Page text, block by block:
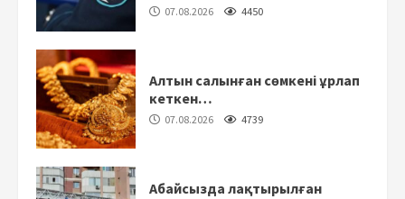
07.08.2026 4450
Алтын салынған сөмкені ұрлап
кеткен…
07.08.2026 4739
Абайсызда лақтырылған